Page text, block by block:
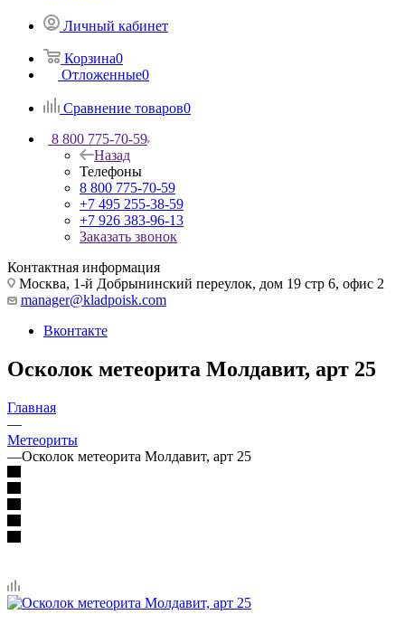
Личный кабинет
Корзина0
Отложенные0
Сравнение товаров0
8 800 775-70-59
Назад
Телефоны
8 800 775-70-59
+7 495 255-38-59
+7 926 383-96-13
Заказать звонок
Контактная информация
Москва, 1-й Добрынинский переулок, дом 19 стр 6, офис 2
manager@kladpoisk.com
Вконтакте
Осколок метеорита Молдавит, арт 25
Главная
—
Метеориты
—Осколок метеорита Молдавит, арт 25